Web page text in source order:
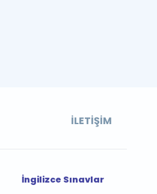
İLETIŞIM
İngilizce Sınavlar